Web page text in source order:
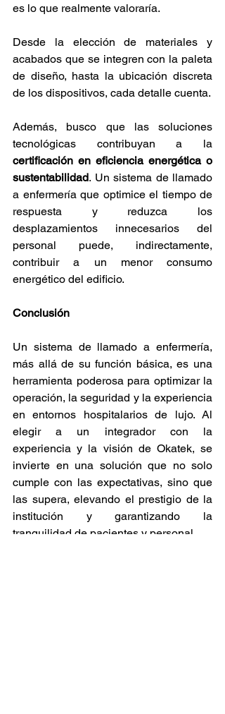
es lo que realmente valoraría.
Desde la elección de materiales y
acabados que se integren con la paleta
de diseño, hasta la ubicación discreta
de los dispositivos, cada detalle cuenta.
Además, busco que las soluciones
certificación en eficiencia energética o
sustentabilidad. Un sistema de llamado
a enfermería que optimice el tiempo de
respuesta y reduzca los
desplazamientos innecesarios del
personal puede, indirectamente,
contribuir a un menor consumo
energético del edificio.
Conclusión
Un sistema de llamado a enfermería,
más allá de su función básica, es una
herramienta poderosa para optimizar la
operación, la seguridad y la experiencia
en entornos hospitalarios de lujo. Al
elegir a un integrador con la
experiencia y la visión de Okatek, se
invierte en una solución que no solo
cumple con las expectativas, sino que
las supera, elevando el prestigio de la
institución y garantizando la
tranquilidad de pacientes y personal.